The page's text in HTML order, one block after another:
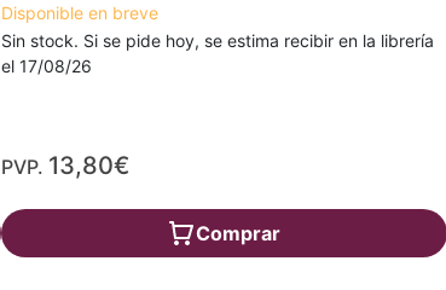
Disponible en breve
Sin stock. Si se pide hoy, se estima recibir en la librería
el 17/08/26
PVP. 13,80€
Comprar